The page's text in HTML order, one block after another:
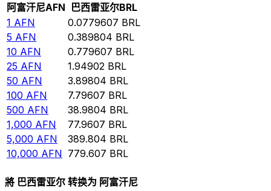
阿富汗尼AFN 巴西雷亚尔BRL
1 AFN 0.0779607 BRL
5 AFN 0.389804 BRL
10 AFN 0.779607 BRL
25 AFN 1.94902 BRL
50 AFN 3.89804 BRL
100 AFN 7.79607 BRL
500 AFN 38.9804 BRL
1,000 AFN 77.9607 BRL
5,000 AFN 389.804 BRL
10,000 AFN 779.607 BRL
將 巴西雷亚尔 转换为 阿富汗尼